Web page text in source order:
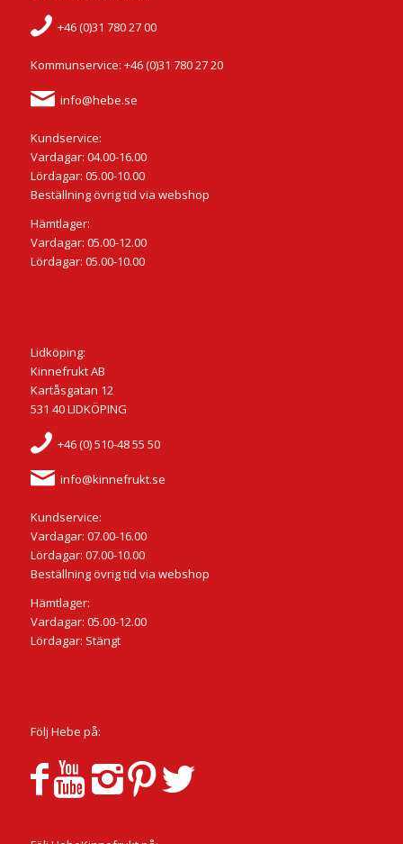
+46 (0)31 780 27 00
Kommunservice: +46 (0)31 780 27 20
info@hebe.se
Kundservice:
Vardagar: 04.00-16.00
Lördagar: 05.00-10.00
Beställning övrig tid via webshop
Hämtlager:
Vardagar: 05.00-12.00
Lördagar: 05.00-10.00
Lidköping:
Kinnefrukt AB
Kartåsgatan 12
531 40 LIDKÖPING
+46 (0) 510-48 55 50
info@kinnefrukt.se
Kundservice:
Vardagar: 07.00-16.00
Lördagar: 07.00-10.00
Beställning övrig tid via webshop
Hämtlager:
Vardagar: 05.00-12.00
Lördagar: Stängt
Följ Hebe på: